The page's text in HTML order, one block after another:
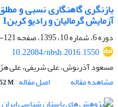
بازنگری گاهنگاری نسبی و
آزمایش گرمالیان و رادیو کربن1
دوره 6، شماره 10، 1395، صفحه
121-140
10.22084/nbsh.2016.1550
مسعود آذرنوش، علی شریفی، علی
مشاهده مقاله
اصل مقاله M